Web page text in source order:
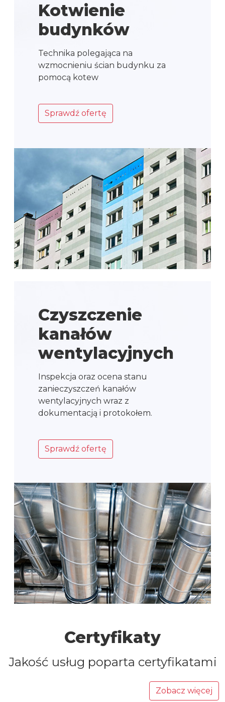
Kotwienie
budynków
Technika polegająca na
wzmocnieniu ścian budynku za
pomocą kotew
Sprawdź ofertę
Czyszczenie
kanałów
wentylacyjnych
Inspekcja oraz ocena stanu
zanieczyszczeń kanałów
wentylacyjnych wraz z
dokumentacją i protokołem.
Sprawdź ofertę
Certyfikaty
Jakość usług poparta certyfikatami
Zobacz więcej